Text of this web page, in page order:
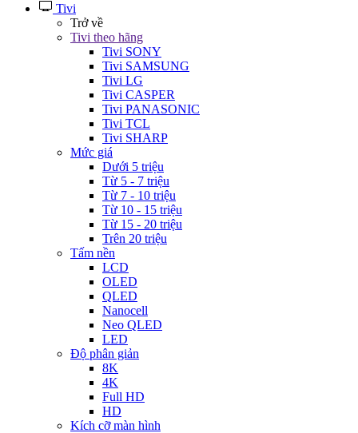
Tivi
Trở về
Tivi theo hãng
Tivi SONY
Tivi SAMSUNG
Tivi LG
Tivi CASPER
Tivi PANASONIC
Tivi TCL
Tivi SHARP
Mức giá
Dưới 5 triệu
Từ 5 - 7 triệu
Từ 7 - 10 triệu
Từ 10 - 15 triệu
Từ 15 - 20 triệu
Trên 20 triệu
Tấm nền
LCD
OLED
QLED
Nanocell
Neo QLED
LED
Độ phân giản
8K
4K
Full HD
HD
Kích cỡ màn hình